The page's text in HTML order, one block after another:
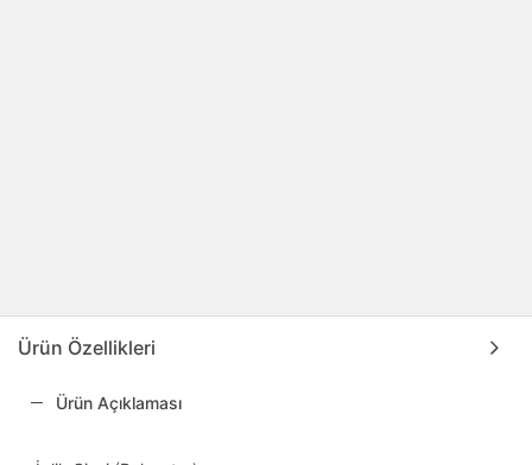
Ürün Özellikleri
Ürün Açıklaması